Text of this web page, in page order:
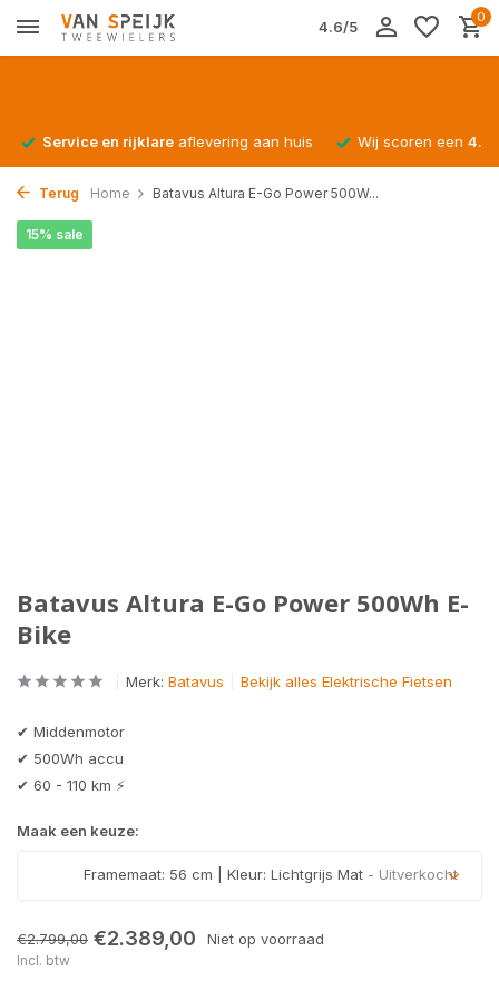
4.6/5
0
Service en rijklare aflevering aan huis Wij scoren een
Terug Home Batavus Altura E-Go Power 500W...
Batavus Altura E-Go Power 500Wh E-
Bike
15% sale
Merk: Batavus Bekijk alles Elektrische Fietsen
✔ Middenmotor
✔ 500Wh accu
✔ 60 - 110 km ⚡
Maak een keuze:
Framemaat: 56 cm | Kleur: Lichtgrijs Mat - Uitverkocht
€2.799,00 €2.389,00 Niet op voorraad
Incl. btw